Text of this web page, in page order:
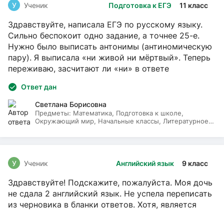
Подготовка к ЕГЭ 11 класс
У Ученик
Здравствуйте, написала ЕГЭ по русскому языку.
Сильно беспокоит одно задание, а точнее 25-е.
Нужно было выписать антонимы (антиномическую
пару). Я выписала «ни живой ни мёртвый». Теперь
переживаю, засчитают ли «ни» в ответе
Ответ дан
Светлана Борисовна
Предметы: Математика, Подготовка к школе,
Окружающий мир, Начальные классы, Литературное
Английский язык 9 класс
У Ученик
Здравствуйте! Подскажите, пожалуйста. Моя дочь
не сдала 2 английский язык. Не успела переписать
из черновика в бланки ответов. Хотя, является